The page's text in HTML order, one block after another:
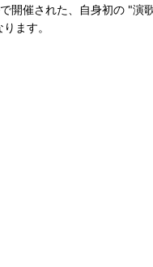
開催された、自身初の "
ます。